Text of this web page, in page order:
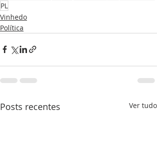
PL
Vinhedo
Política
Posts recentes Ver tudo